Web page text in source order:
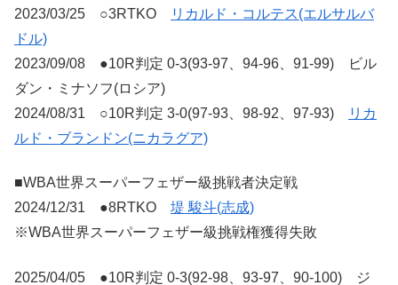
2023/03/25 ○3RTKO
リカルド・コルテス(エルサルバ
ドル)
2023/09/08 ●10R判定 0-3(93-97、94-96、91-99) ビル
ダン・ミナソフ(ロシア)
2024/08/31 ○10R判定 3-0(97-93、98-92、97-93)
リカ
ルド・ブランドン(ニカラグア)
■WBA世界スーパーフェザー級挑戦者決定戦
2024/12/31 ●8RTKO 堤 駿斗(志成)
※WBA世界スーパーフェザー級挑戦権獲得失敗
2025/04/05 ●10R判定 0-3(92-98、93-97、90-100) ジ